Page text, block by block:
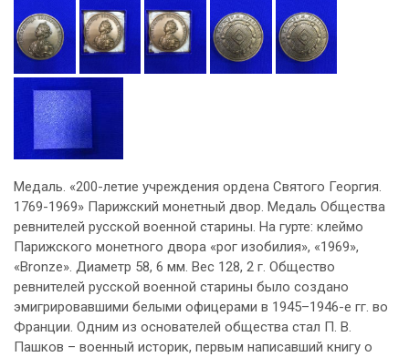
Медаль. «200-летие учреждения ордена Святого Георгия.
1769-1969» Парижский монетный двор. Медаль Общества
ревнителей русской военной старины. На гурте: клеймо
Парижского монетного двора «рог изобилия», «1969»,
«Bronze». Диаметр 58, 6 мм. Вес 128, 2 г. Общество
ревнителей русской военной старины было создано
эмигрировавшими белыми офицерами в 1945–1946-е гг. во
Франции. Одним из основателей общества стал П. В.
Пашков – военный историк, первым написавший книгу о